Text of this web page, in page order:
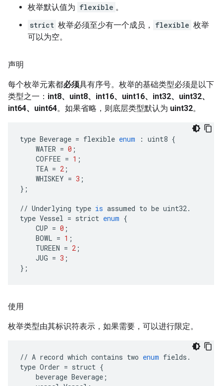
枚举默认值为 flexible 。
strict 枚举必须至少有一个成员， flexible 枚举
可以为空。
声明
每个枚举元素都必须具有序号。枚举的基础类型必须是以下
类型之一： int8、uint8、int16、uint16、int32、uint32、
int64、uint64。如果省略，则底层类型默认为 uint32。
type Beverage = flexible enum : uint8 {
WATER = 0 ;
COFFEE = 1 ;
TEA = 2 ;
WHISKEY = 3 ;
};
// Underlying type is assumed to be uint32.
type Vessel = strict enum {
CUP = 0 ;
BOWL = 1 ;
TUREEN = 2 ;
JUG = 3 ;
};
使用
枚举类型由其标识符表示，如果需要，可以进行限定。
// A record which contains two enum fields .
type Order = struct {
beverage Beverage ;